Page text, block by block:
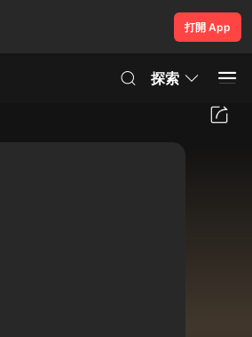
打開 App
探索